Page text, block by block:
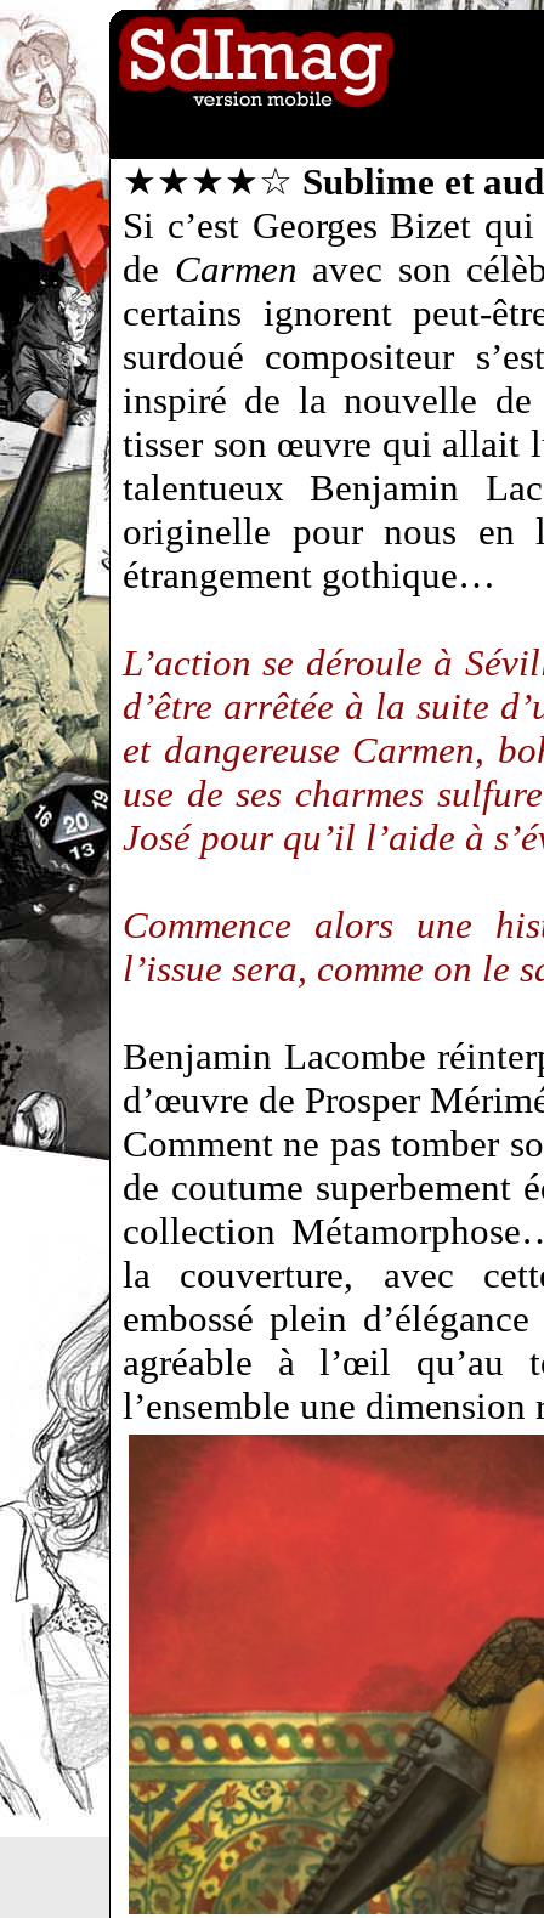
★★★★☆ Sublime et
Si c’est Georges Bizet
de Carmen avec son
certains ignorent peut-
surdoué compositeur
inspiré de la nouvelle de
tisser son œuvre qui
talentueux Benjamin
originelle pour nous en
étrangement gothique…
L’action se déroule à
d’être arrêtée à la suite
et dangereuse Carmen,
use de ses charmes
José pour qu’il l’aide à
Commence alors une
l’issue sera, comme on le
Benjamin Lacombe
d’œuvre de Prosper
Comment ne pas tomber
de coutume superbement
collection
la couverture, avec
embossé plein
agréable à l’œil qu’au
l’ensemble une